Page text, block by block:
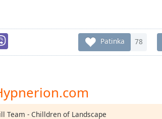
Patinka 78
Team - Chilldren of Landscape